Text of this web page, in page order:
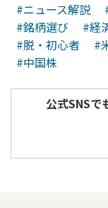
#ニュース解説
#銘柄選び
#経
#脱・初心者
#
#中国株
公式SNSで